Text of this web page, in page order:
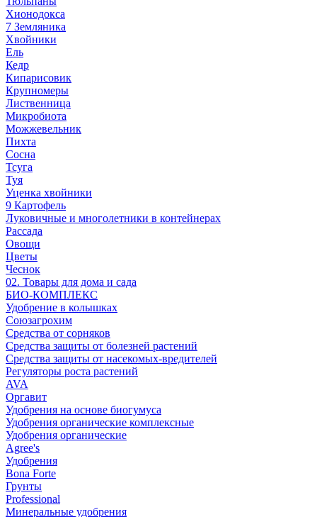
Хионодокса
7 Земляника
Хвойники
Ель
Кедр
Кипарисовик
Крупномеры
Лиственница
Микробиота
Можжевельник
Пихта
Сосна
Тсуга
Туя
Уценка хвойники
9 Картофель
Луковичные и многолетники в контейнерах
Рассада
Овощи
Цветы
Чеснок
02. Товары для дома и сада
БИО-КОМПЛЕКС
Удобрение в колышках
Союзагрохим
Средства от сорняков
Средства защиты от болезней растений
Средства защиты от насекомых-вредителей
Регуляторы роста растений
AVA
Оргавит
Удобрения на основе биогумуса
Удобрения органические комплексные
Удобрения органические
Agree's
Удобрения
Bona Forte
Грунты
Professional
Минеральные удобрения